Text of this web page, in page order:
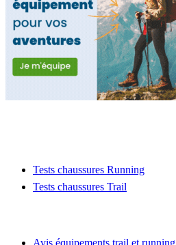
Tests chaussures Running
Tests chaussures Trail